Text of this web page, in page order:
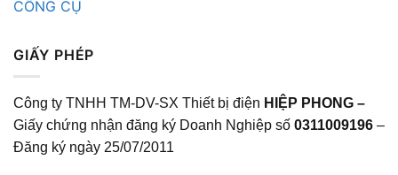
CÔNG CỤ
GIẤY PHÉP
Công ty TNHH TM-DV-SX Thiết bị điện HIỆP PHONG –
Giấy chứng nhận đăng ký Doanh Nghiệp số 0311009196 –
Đăng ký ngày 25/07/2011